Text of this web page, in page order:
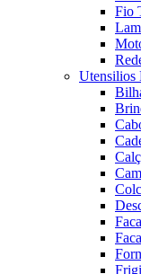
Fio
Utensilios